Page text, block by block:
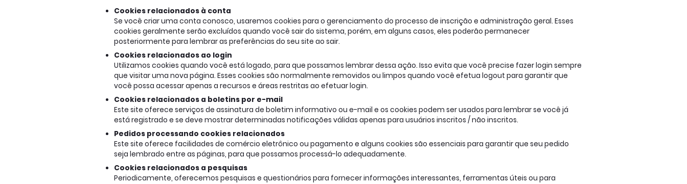
Cookies relacionados à conta
Se você criar uma conta conosco, usaremos cookies para o gerenciamento do processo de inscrição e administração geral. Esses
cookies geralmente serão excluídos quando você sair do sistema, porém, em alguns casos, eles poderão permanecer
posteriormente para lembrar as preferências do seu site ao sair.
Cookies relacionados ao login
Utilizamos cookies quando você está logado, para que possamos lembrar dessa ação. Isso evita que você precise fazer login sempre
que visitar uma nova página. Esses cookies são normalmente removidos ou limpos quando você efetua logout para garantir que
você possa acessar apenas a recursos e áreas restritas ao efetuar login.
Cookies relacionados a boletins por e-mail
Este site oferece serviços de assinatura de boletim informativo ou e-mail e os cookies podem ser usados ​​para lembrar se você já
está registrado e se deve mostrar determinadas notificações válidas apenas para usuários inscritos / não inscritos.
Pedidos processando cookies relacionados
Este site oferece facilidades de comércio eletrônico ou pagamento e alguns cookies são essenciais para garantir que seu pedido
seja lembrado entre as páginas, para que possamos processá-lo adequadamente.
Cookies relacionados a pesquisas
Periodicamente, oferecemos pesquisas e questionários para fornecer informações interessantes, ferramentas úteis ou para